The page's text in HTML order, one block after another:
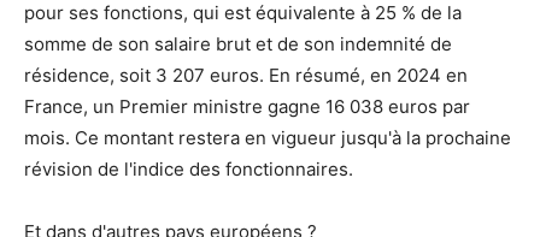
pour ses fonctions, qui est équivalente à 25 % de la
somme de son salaire brut et de son indemnité de
résidence, soit 3 207 euros. En résumé, en 2024 en
France, un Premier ministre gagne 16 038 euros par
mois. Ce montant restera en vigueur jusqu'à la prochaine
révision de l'indice des fonctionnaires.
Et dans d'autres pays européens ?